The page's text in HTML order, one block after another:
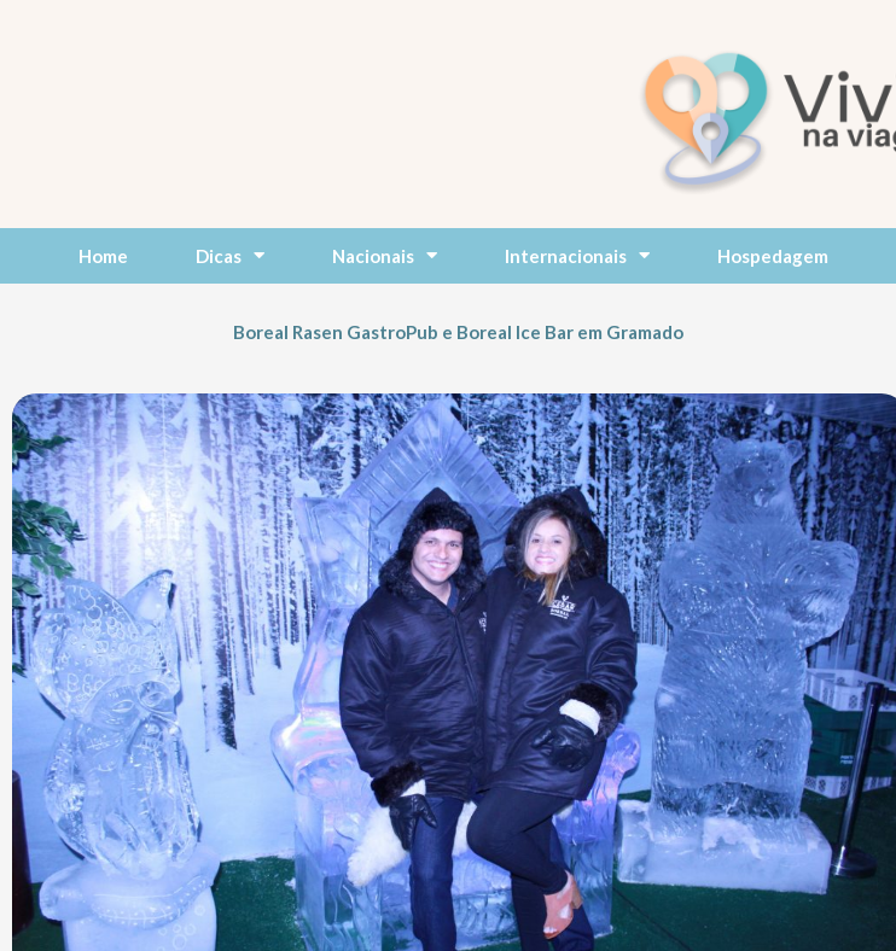
Home Dicas Nacionais Internacionais Hospedagem
Boreal Rasen GastroPub e Boreal Ice Bar em Gramado